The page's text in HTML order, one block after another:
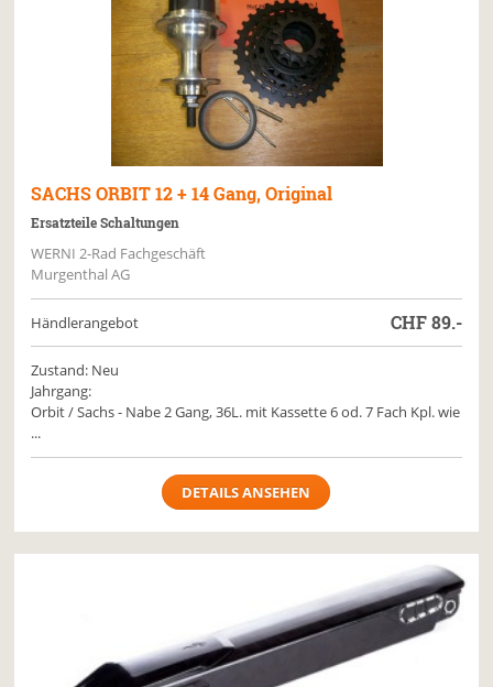
SACHS ORBIT 12 + 14 Gang, Original
Ersatzteile Schaltungen
WERNI 2-Rad Fachgeschäft
Murgenthal AG
Händlerangebot CHF89.-
Zustand: Neu
Jahrgang:
Orbit / Sachs - Nabe 2 Gang, 36L. mit Kassette 6 od. 7 Fach Kpl. wie
...
DETAILS ANSEHEN